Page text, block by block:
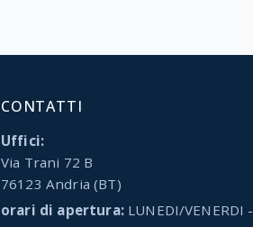
CONTATTI
Uffici:
Via Trani 72 B
76123 Andria (BT)
orari di apertura:LUNEDI/VENERDI -